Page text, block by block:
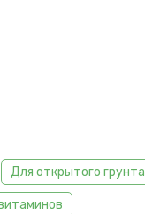
Для открытого грунта